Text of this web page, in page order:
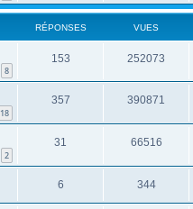
RÉPONSES VUES
8
153 252073
18
357 390871
2
31 66516
6 344